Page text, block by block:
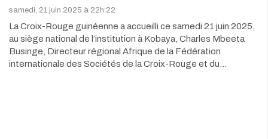
samedi, 21 juin 2025 à 22h:22
La Croix-Rouge guinéenne a accueilli ce samedi 21 juin 2025,
au siège national de l’institution à Kobaya, Charles Mbeeta
Businge, Directeur régional Afrique de la Fédération
internationale des Sociétés de la Croix-Rouge et du…